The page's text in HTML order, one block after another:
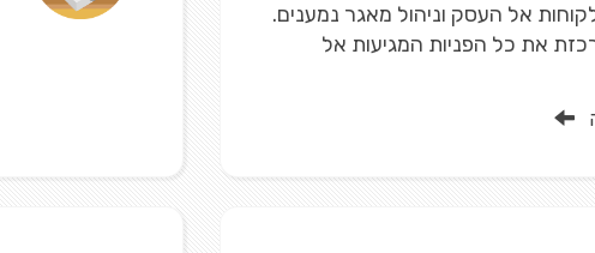
אל העסק וניהול מאגר נמענים.
את כל הפניות המגיעות אל